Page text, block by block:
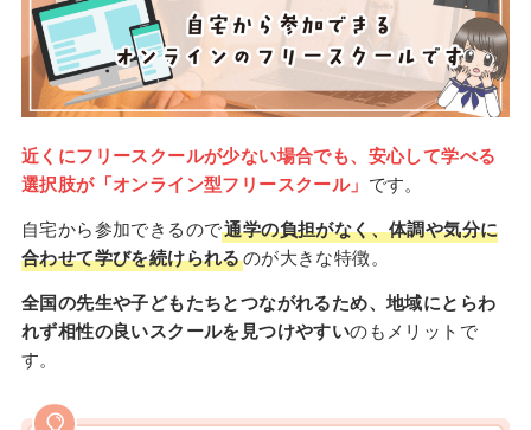
近くにフリースクールが少ない場合でも、安心して学べる
選択肢が「オンライン型フリースクール」 です。
自宅から参加できるので通学の負担がなく、体調や気分に
合わせて学びを続けられるのが大きな特徴。
全国の先生や子どもたちとつながれるため、地域にとらわ
れず相性の良いスクールを見つけやすいのもメリットで
す。